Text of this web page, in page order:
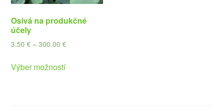
Osivá na produkčné
účely
3.50€ –300.00€
Výber možností